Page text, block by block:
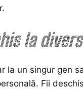
la
la un singur gen
Fii